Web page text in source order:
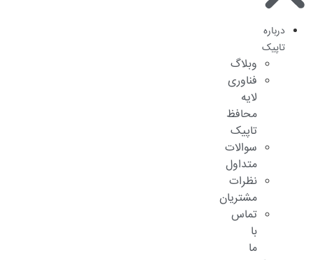
درباره
تاپیک
وبلاگ
فناوری
لایه
محافظ
تاپیک
سوالات
متداول
نظرات
مشتریان
تماس
با
ما